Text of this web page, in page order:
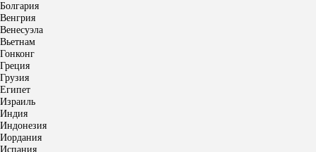
Болгария
Венгрия
Венесуэла
Вьетнам
Гонконг
Греция
Грузия
Египет
Израиль
Индия
Индонезия
Иордания
Испания